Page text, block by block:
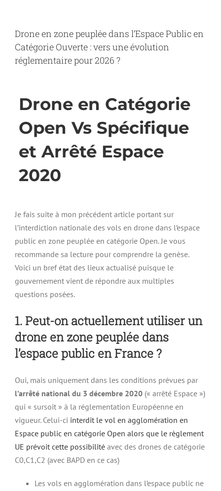
contentDrone en zone peuplée dans l’Espace Public en
Catégorie Ouverte : vers une évolution
réglementaire pour 2026 ?
Drone en Catégorie
Open Vs Spécifique
et Arrêté Espace
2020
Je fais suite à mon précédent article portant sur
l’interdiction nationale des vols en drone dans l’espace
public en zone peuplée en catégorie Open. Je vous
recommande sa lecture pour comprendre la genèse.
Voici un bref état des lieux actualisé puisque le
gouvernement vient de répondre aux multiples
questions posées.
1. Peut-on actuellement utiliser un
drone en zone peuplée dans
l’espace public en France ?
Oui, mais uniquement dans les conditions prévues par
l’arrêté national du 3 décembre 2020 (« arrêté Espace »)
qui « sursoit » à la réglementation Européenne en
vigueur. Celui-ci interdit le vol en agglomération en
Espace public en catégorie Open alors que le règlement
UE prévoit cette possibilité avec des drones de catégorie
C0,C1,C2 (avec BAPD en ce cas)
Les vols en agglomération dans l’espace public ne